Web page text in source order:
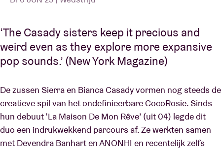
Over AB
Contact
‘The Casady sisters keep it precious and
weird even as they explore more expansive
pop sounds.’ (New York Magazine)
De zussen Sierra en Bianca Casady vormen nog steeds de
creatieve spil van het ondefinieerbare CocoRosie. Sinds
hun debuut ‘La Maison De Mon Rêve’ (uit 04) legde dit
duo een indrukwekkend parcours af. Ze werkten samen
met Devendra Banhart en ANONHI en recentelijk zelfs